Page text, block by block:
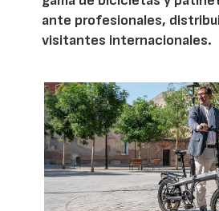
ante profesionales,
visitantes internacionales.